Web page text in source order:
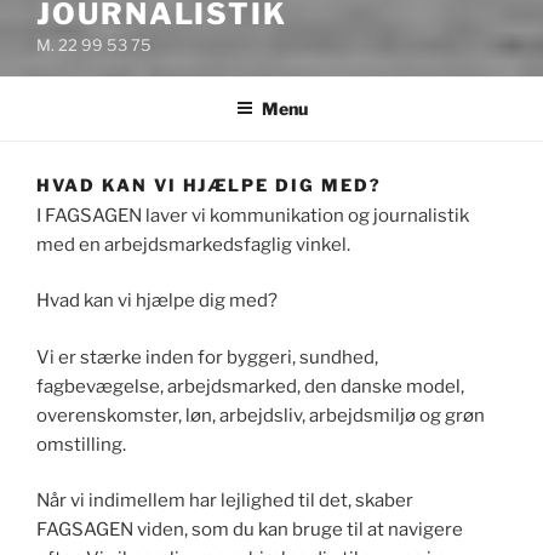
JOURNALISTIK
M. 22 99 53 75
Menu
HVAD KAN VI HJÆLPE DIG MED?
I FAGSAGEN laver vi kommunikation og journalistik
med en arbejdsmarkedsfaglig vinkel.
Hvad kan vi hjælpe dig med?
Vi er stærke inden for byggeri, sundhed,
fagbevægelse, arbejdsmarked, den danske model,
overenskomster, løn, arbejdsliv, arbejdsmiljø og grøn
omstilling.
Når vi indimellem har lejlighed til det, skaber
FAGSAGEN viden, som du kan bruge til at navigere